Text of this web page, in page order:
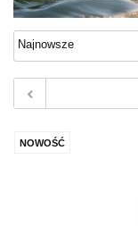
NOWOŚĆ